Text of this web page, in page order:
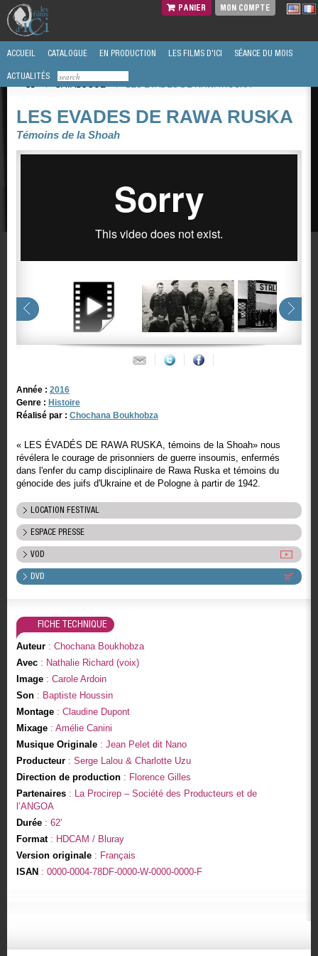
PANIER MON COMPTE
ACCUEIL CATALOGUE EN PRODUCTION LES FILMS D'ICI SÉANCE DU MOIS
ACTUALITÉS
/
CATALOGUE / LES EVADES DE RAWA RUSKA
LES EVADES DE RAWA RUSKA
Témoins de la Shoah
Année : 2016
Genre : Histoire
Réalisé par : Chochana Boukhobza
« LES ÉVADÉS DE RAWA RUSKA, témoins de la Shoah» nous
révélera le courage de prisonniers de guerre insoumis, enfermés
dans l'enfer du camp disciplinaire de Rawa Ruska et témoins du
génocide des juifs d'Ukraine et de Pologne à partir de 1942.
LOCATION FESTIVAL
ESPACE PRESSE
VOD
DVD
FICHE TECHNIQUE
Auteur: Chochana Boukhobza
Avec: Nathalie Richard (voix)
Image: Carole Ardoin
Son: Baptiste Houssin
Montage: Claudine Dupont
Mixage: Amélie Canini
Musique Originale: Jean Pelet dit Nano
Producteur: Serge Lalou & Charlotte Uzu
Direction de production: Florence Gilles
Partenaires: La Procirep – Société des Producteurs et de
l’ANGOA
Durée: 62'
Format: HDCAM / Bluray
Version originale: Français
ISAN : 0000-0004-78DF-0000-W-0000-0000-F